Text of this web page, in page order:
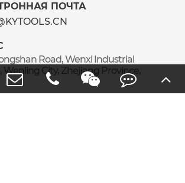
ПОЧТА
Road, Wenxi Industrial
Wenling City, Zhejiang Province,